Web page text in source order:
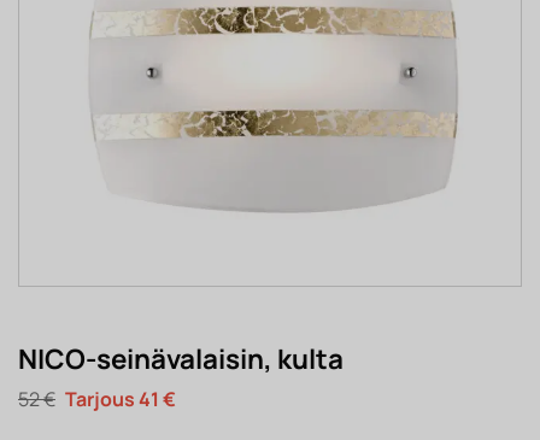
NICO-seinävalaisin, kulta
52€ Alkuperäinen
hinta
41 €Nykyinen